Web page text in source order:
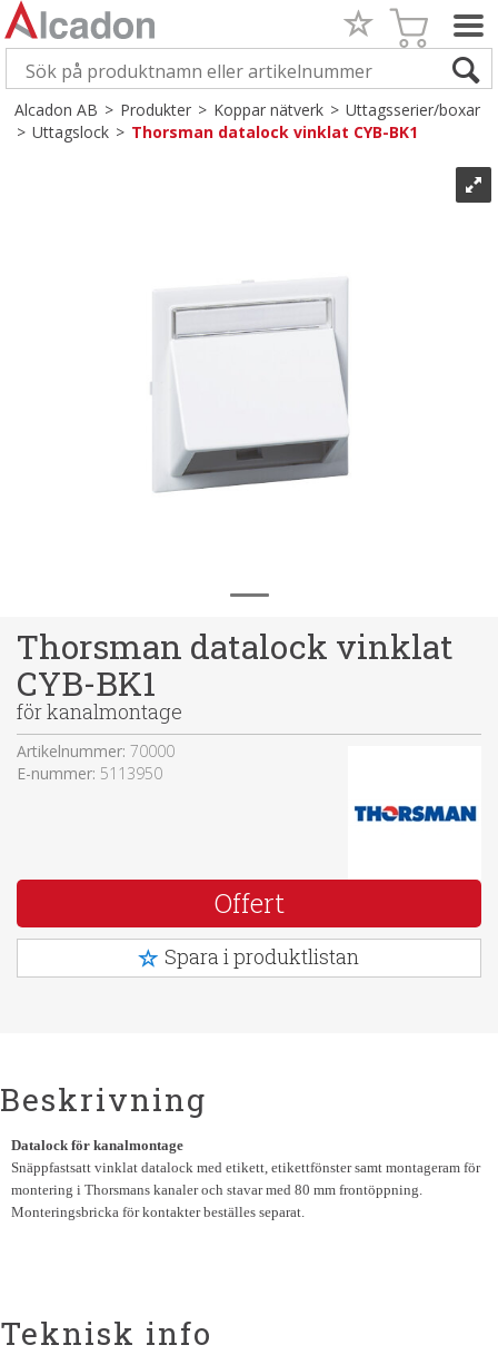
Alcadon AB>Produkter>Koppar nätverk>Uttagsserier/boxar
>Uttagslock>Thorsman datalock vinklat CYB-BK1
Thorsman datalock vinklat
CYB-BK1
för kanalmontage
Artikelnummer: 70000
E-nummer: 5113950
Offert
Spara i produktlistan
Beskrivning
Datalock för kanalmontage
Snäppfastsatt vinklat datalock med etikett, etikettfönster samt montageram för
montering i Thorsmans kanaler och stavar med 80 mm frontöppning.
Monteringsbricka för kontakter beställes separat.
Teknisk info